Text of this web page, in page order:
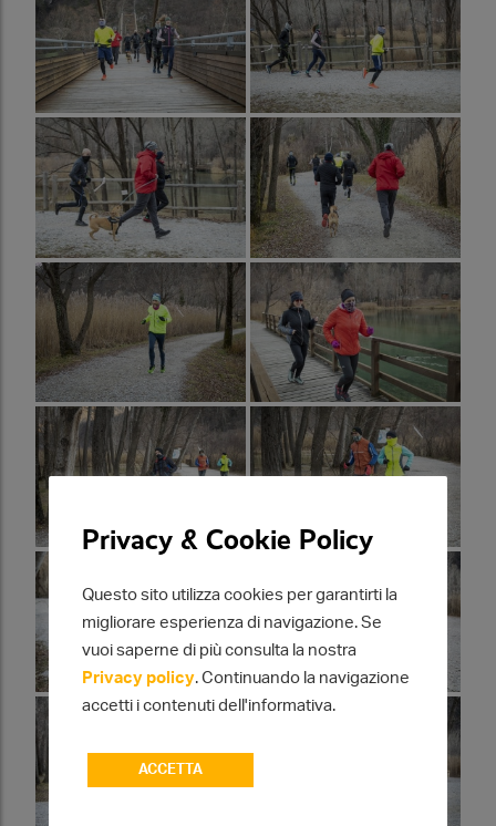
Privacy & Cookie Policy
Questo sito utilizza cookies per garantirti la
migliorare esperienza di navigazione. Se
vuoi saperne di più consulta la nostra
Privacy policy. Continuando la navigazione
accetti i contenuti dell'informativa.
ACCETTA